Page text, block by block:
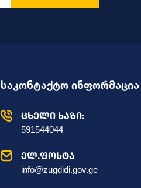
საკონტაქტო ინფორმაცია
ცხელი ხაზი:
591544044
ელ.ფოსტა
info@zugdidi.gov.ge